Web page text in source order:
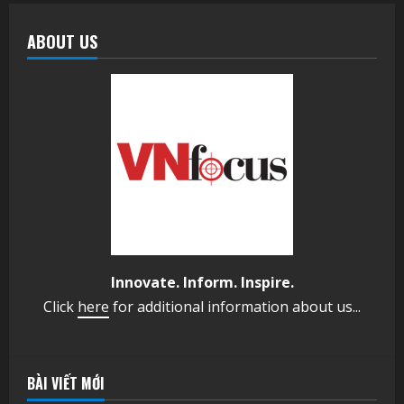
ABOUT US
Innovate. Inform. Inspire.
Click here for additional information about us...
BÀI VIẾT MỚI